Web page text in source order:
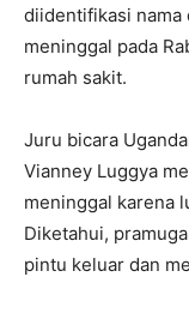
diidentifikasi nama
meninggal pada
rumah sakit.
Juru bicara
Vianney Luggya
meninggal karena
Diketahui,
pintu keluar dan